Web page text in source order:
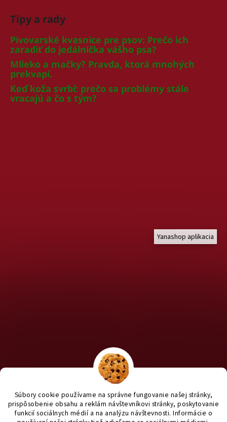
Súbory cookie používame na správne fungovanie našej stránky,
prispôsobenie obsahu a reklám návštevníkovi stránky, poskytovanie
funkcií sociálnych médií a na analýzu návštevnosti. Informácie o
Tipy a rady
Pivovarské kvasnice pre psov: Prečo ich
zaradiť do jedálnička vášho psa?
Mlieko a mačky? Pravda, ktorá mnohých
prekvapí.
Keď koža svrbí: prečo sa problémy stále
vracajú a čo s tým?
Yanashop aplikacia
Chcete nakúpiť pre útulky? Kliknite TU na náš útulkový eshop a
staň sa anjelom pre útulkáčov ♥